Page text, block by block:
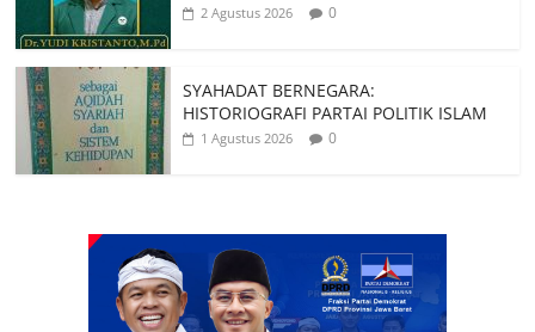
2 Agustus 2026 0
SYAHADAT BERNEGARA:
HISTORIOGRAFI PARTAI POLITIK ISLAM
1 Agustus 2026 0